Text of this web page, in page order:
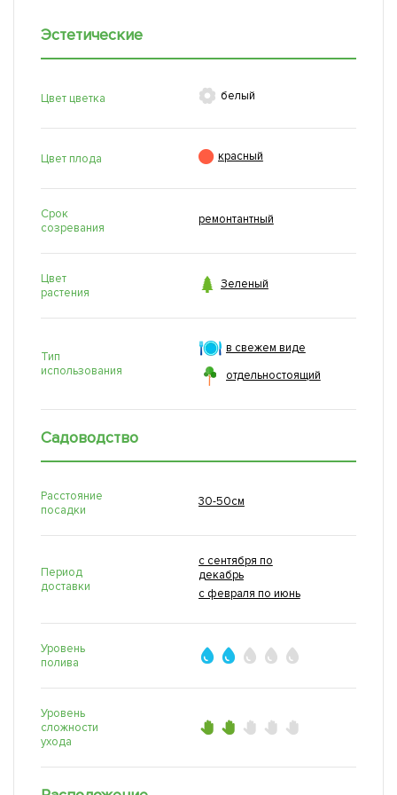
Эстетические
Цвет цветка  белый
Цвет плода  красный
Срок
созревания
ремонтантный
Цвет
растения
 Зеленый
Тип
использования
в свежем виде
отдельностоящий
Садоводство
Расстояние
посадки
30-50см
Период
доставки
с сентября по
декабрь
с февраля по июнь
Уровень
полива
Уровень
сложности
ухода